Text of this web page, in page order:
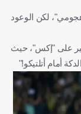
لكن الوعود
على "إكس"، حيث
أمام أتلتيكو!"